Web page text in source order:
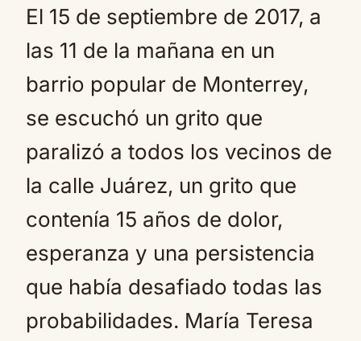
El 15 de septiembre de 2017, a
las 11 de la mañana en un
barrio popular de Monterrey,
se escuchó un grito que
paralizó a todos los vecinos de
la calle Juárez, un grito que
contenía 15 años de dolor,
esperanza y una persistencia
que había desafiado todas las
probabilidades. María Teresa